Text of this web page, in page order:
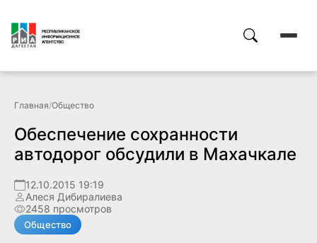
Главная/Общество
Обеспечение сохранности
автодорог обсудили в Махачкале
12.10.2015 19:19
Алеся Дибиралиева
2458 просмотров
Общество